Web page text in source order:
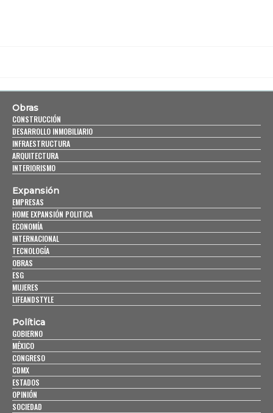
Obras
CONSTRUCCIÓN
DESARROLLO INMOBILIARIO
INFRAESTRUCTURA
ARQUITECTURA
INTERIORISMO
Expansión
EMPRESAS
HOME EXPANSIÓN POLITICA
ECONOMÍA
INTERNACIONAL
TECNOLOGÍA
OBRAS
ESG
MUJERES
LIFEANDSTYLE
Política
GOBIERNO
MÉXICO
CONGRESO
CDMX
ESTADOS
OPINIÓN
SOCIEDAD